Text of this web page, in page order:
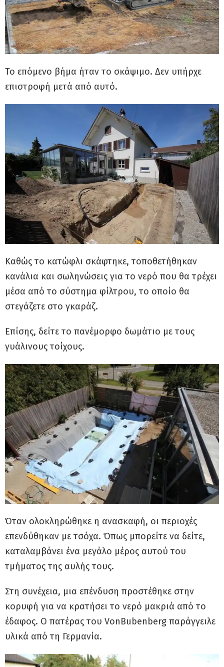
Το επόμενο βήμα ήταν το σκάψιμο. Δεν υπήρχε
επιστροφή μετά από αυτό.
Καθώς το κατώφλι σκάφτηκε, τοποθετήθηκαν
κανάλια και σωληνώσεις για το νερό που θα τρέχει
μέσα από το σύστημα φίλτρου, το οποίο θα
στεγάζετε στο γκαράζ.
Επίσης, δείτε το πανέμορφο δωμάτιο με τους
γυάλινους τοίχους.
Όταν ολοκληρώθηκε η ανασκαφή, οι περιοχές
επενδύθηκαν με τσόχα. Όπως μπορείτε να δείτε,
καταλαμβάνει ένα μεγάλο μέρος αυτού του
τμήματος της αυλής τους.
Στη συνέχεια, μια επένδυση προστέθηκε στην
κορυφή για να κρατήσει το νερό μακριά από το
έδαφος. Ο πατέρας του VonBubenberg παράγγειλε
υλικά από τη Γερμανία.